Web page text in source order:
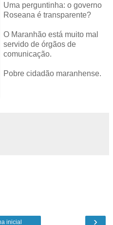
Uma perguntinha: o governo
Roseana é transparente?
O Maranhão está muito mal
servido de órgãos de
comunicação.
Pobre cidadão maranhense.
›
inicial